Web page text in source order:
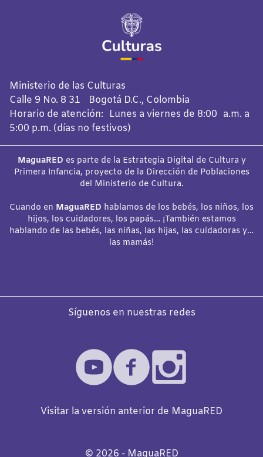
Ministerio de las Culturas
Calle 9 No. 8 31 Bogotá D.C., Colombia
Horario de atención: Lunes a viernes de 8:00 a.m. a
5:00 p.m. (días no festivos)
MaguaRED es parte de la Estrategia Digital de Cultura y
Primera Infancia, proyecto de la Dirección de Poblaciones
del Ministerio de Cultura.
Cuando en MaguaRED hablamos de los bebés, los niños, los
hijos, los cuidadores, los papás… ¡También estamos
hablando de las bebés, las niñas, las hijas, las cuidadoras y…
las mamás!
Síguenos en nuestras redes
Visitar la versión anterior de MaguaRED
©️ 2026 - MaguaRED